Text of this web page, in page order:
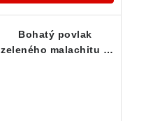
Bohatý povlak
zeleného malachitu s